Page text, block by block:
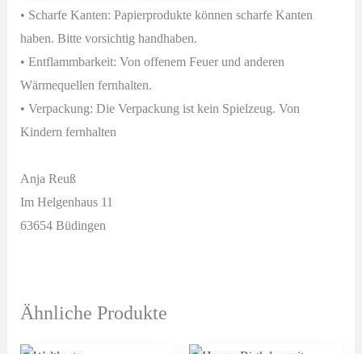
• Scharfe Kanten: Papierprodukte können scharfe Kanten
haben. Bitte vorsichtig handhaben.
• Entflammbarkeit: Von offenem Feuer und anderen
Wärmequellen fernhalten.
• Verpackung: Die Verpackung ist kein Spielzeug. Von
Kindern fernhalten
Anja Reuß
Im Helgenhaus 11
63654 Büdingen
Ähnliche Produkte